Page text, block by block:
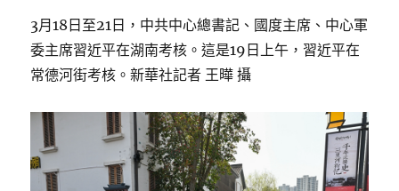
3月18日至21日，中共中心總書記、國度主席、中心軍
委主席習近平在湖南考核。這是19日上午，習近平在
常德河街考核。新華社記者 王曄 攝